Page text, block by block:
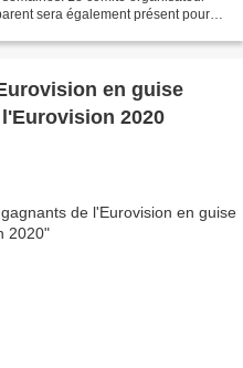
sera également présent pour
en guise
2020